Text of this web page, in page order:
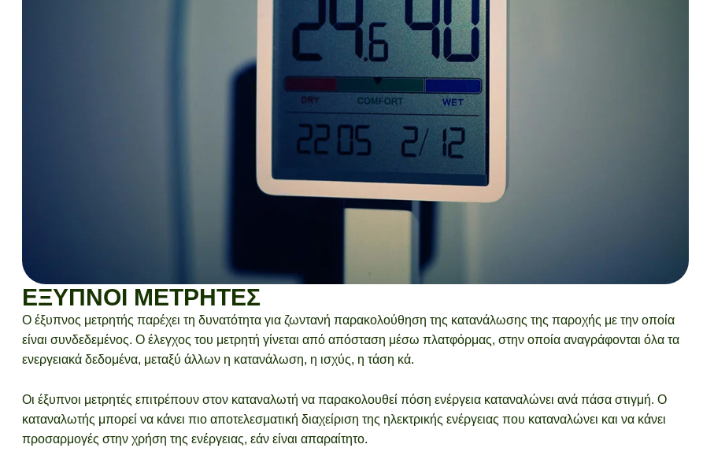
ΕΞΥΠΝΟΙ ΜΕΤΡΗΤΕΣ
Ο έξυπνος μετρητής παρέχει τη δυνατότητα για ζωντανή παρακολούθηση της κατανάλωσης της παροχής με την οποία
είναι συνδεδεμένος. Ο έλεγχος του μετρητή γίνεται από απόσταση μέσω πλατφόρμας, στην οποία αναγράφονται όλα τα
ενεργειακά δεδομένα, μεταξύ άλλων η κατανάλωση, η ισχύς, η τάση κά.
Οι έξυπνοι μετρητές επιτρέπουν στον καταναλωτή να παρακολουθεί πόση ενέργεια καταναλώνει ανά πάσα στιγμή. Ο
καταναλωτής μπορεί να κάνει πιο αποτελεσματική διαχείριση της ηλεκτρικής ενέργειας που καταναλώνει και να κάνει
προσαρμογές στην χρήση της ενέργειας, εάν είναι απαραίτητο.